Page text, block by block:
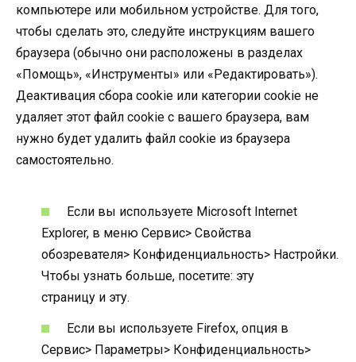
компьютере или мобильном устройстве. Для того,
чтобы сделать это, следуйте инструкциям вашего
браузера (обычно они расположены в разделах
«Помощь», «Инструменты» или «Редактировать»).
Деактивация сбора cookie или категории cookie не
удаляет этот файл cookie с вашего браузера, вам
нужно будет удалить файл cookie из браузера
самостоятельно.
Если вы используете Microsoft Internet
Explorer, в меню Сервис> Свойства
обозревателя> Конфиденциальность> Настройки.
Чтобы узнать больше, посетите: эту
страницу и эту.
Если вы используете Firefox, опция в
Сервис> Параметры> Конфиденциальность>